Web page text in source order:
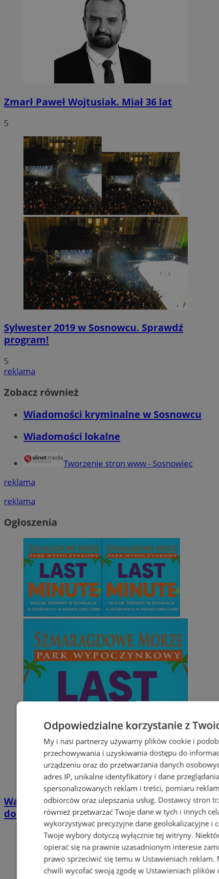
Zmarł Paweł Wojtusiak. Miał 36 lat
5
Sylwester 2019 w Sosnowcu. Sprawdź
program!
5
reklama
Zobacz również
Wiadomości kryminalne w Sosnowcu
Wiadomości lokalne
Tworzenie stron www - Sosnowiec
reklama
reklama
Ogłoszenia
Wakacyjny wypoczynek nad Bałtykiem w
domkach Szmaragdowe Morze
Odpowiedzialne korzystanie z
My i nasi partnerzy używamy plików cookie i
przechowywania i uzyskiwania dostępu do
urządzeniu oraz do przetwarzania danych
adres IP, unikalne identyfikatory i dane
spersonalizowanych reklam i treści, pomiaru
odbiorców oraz ulepszania usług. Dostawcy stron
również przetwarzać Twoje dane w tych i innych
wykorzystywać precyzyjne dane geolokalizacyjne i
Twoje wybory dotyczą wyłącznie tej witryny.
opierać się na prawnie uzasadnionym interesie
prawo sprzeciwić się temu w Ustawieniach reklam.
chwili wycofać swoją zgodę w Ustawieniach plików